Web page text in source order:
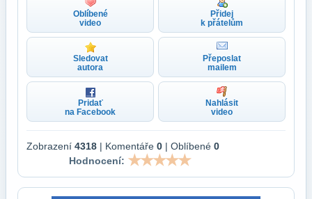
Oblíbené
video
Přidej
k přátelům
Sledovat
autora
Přeposlat
mailem
Pridať
na Facebook
Nahlásit
video
Zobrazení 4318 | Komentáře 0 | Oblíbené 0
Hodnocení: